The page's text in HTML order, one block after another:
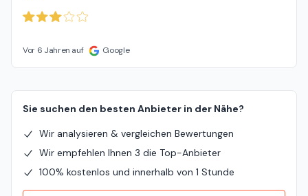
Vor 6 Jahren auf Google
Sie suchen den besten Anbieter in der Nähe?
Wir analysieren & vergleichen Bewertungen
Wir empfehlen Ihnen 3 die Top-Anbieter
100% kostenlos und innerhalb von 1 Stunde